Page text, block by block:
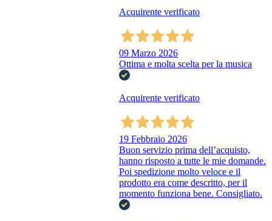
Acquirente verificato
09 Marzo 2026
Ottima e molta scelta per la musica
Acquirente verificato
19 Febbraio 2026
Buon servizio prima dell’acquisto,
hanno risposto a tutte le mie domande.
Poi spedizione molto veloce e il
prodotto era come descritto, per il
momento funziona bene. Consigliato.